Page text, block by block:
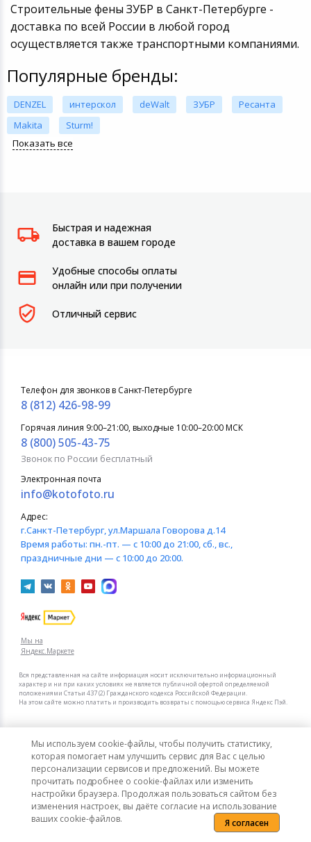
Строительные фены ЗУБР в Санкт-Петербурге -
доставка по всей России в любой город
осуществляется также транспортными компаниями.
Популярные бренды:
DENZEL интерскол deWalt ЗУБР
Ресанта
Makita
Sturm!
Показать все
Быстрая и надежная
доставка в вашем городе
Удобные способы оплаты
онлайн или при получении
Отличный сервис
Мы используем cookie-файлы, чтобы получить статистику,
которая помогает нам улучшить сервис для Вас с целью
персонализации сервисов и предложений. Вы можете
прочитать подробнее о cookie-файлах или изменить
настройки браузера. Продолжая пользоваться сайтом без
изменения настроек, вы даёте согласие на использование
ваших cookie-файлов.
Я согласен
Мы на
Яндекс.Маркете
Телефон для звонков в Санкт-Петербурге
8 (812) 426-98-99
Горячая линия 9:00–21:00, выходные 10:00–20:00 МСК
8 (800) 505-43-75
Звонок по России бесплатный
Электронная почта
info@kotofoto.ru
Адрес:
г.Санкт-Петербург, ул.Маршала Говорова д.14
Время работы: пн.-пт. — с 10:00 до 21:00, сб., вс.,
праздничные дни — с 10:00 до 20:00.
Вся представленная на сайте информация носит исключительно информационный
характер и ни при каких условиях не является публичной офертой определяемой
положениями Статьи 437 (2) Гражданского кодекса Российской Федерации.
На этом сайте можно платить и производить возвраты с помощью сервиса Яндекс Пэй.
Мы в других городах
Санкт-Петербург
Москва
Интернет-гипермаркет актуальных товаров «КотоФото»
© 2008–2026. Все цены указаны в рублях РФ.
Политика конфиденциальности Сообщить об ошибке